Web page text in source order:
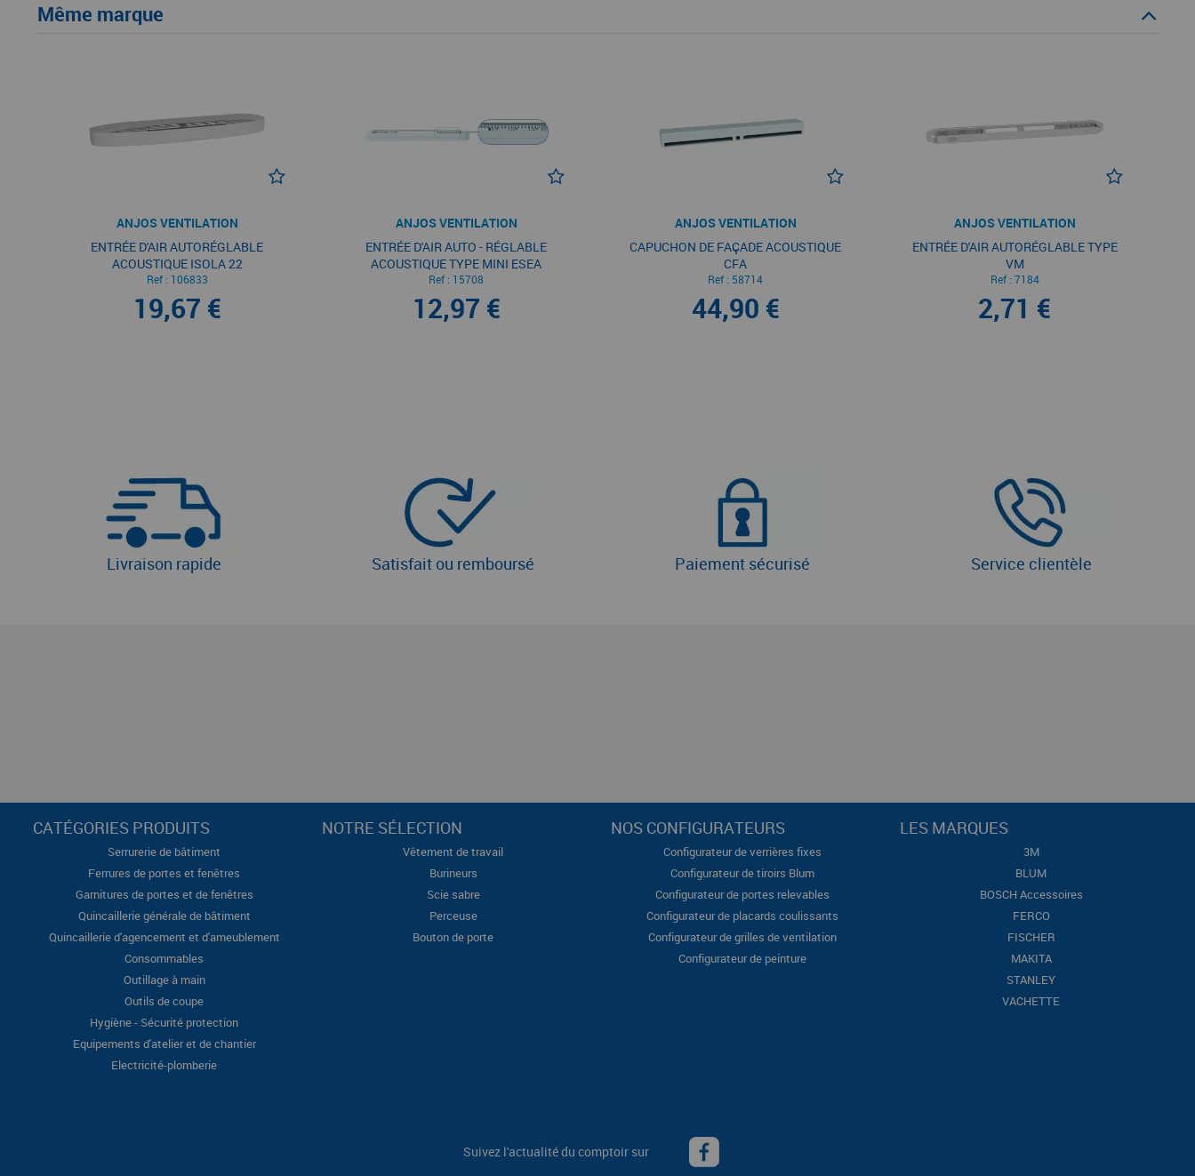
Même marque
ANJOS VENTILATION
ENTRÉE D'AIR AUTORÉGLABLE
ACOUSTIQUE ISOLA 22
Ref : 106833
19,67 €
ANJOS VENTILATION
ENTRÉE D'AIR AUTO - RÉGLABLE
ACOUSTIQUE TYPE MINI ESEA
Ref : 15708
12,97 €
ANJOS VENTILATION
CAPUCHON DE FAÇADE ACOUSTIQUE
CFA
Ref : 58714
44,90 €
ANJOS VENTILATION
ENTRÉE D'AIR AUTORÉGLABLE TYPE
VM
Ref : 7184
2,71 €
Livraison rapide Satisfait ou remboursé Paiement sécurisé Service clientèle
CATÉGORIES PRODUITS
Serrurerie de bâtiment
Ferrures de portes et fenêtres
Garnitures de portes et de fenêtres
Quincaillerie générale de bâtiment
Quincaillerie d'agencement et d'ameublement
Consommables
Outillage à main
Outils de coupe
Hygiène - Sécurité protection
Equipements d'atelier et de chantier
Electricité-plomberie
NOTRE SÉLECTION
Vêtement de travail
Burineurs
Scie sabre
Perceuse
Bouton de porte
NOS CONFIGURATEURS
Configurateur de verrières fixes
Configurateur de tiroirs Blum
Configurateur de portes relevables
Configurateur de placards coulissants
Configurateur de grilles de ventilation
Configurateur de peinture
LES MARQUES
3M
BLUM
BOSCH Accessoires
FERCO
FISCHER
MAKITA
STANLEY
VACHETTE
Suivez l'actualité du comptoir sur